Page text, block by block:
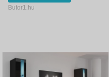
Butor1.hu